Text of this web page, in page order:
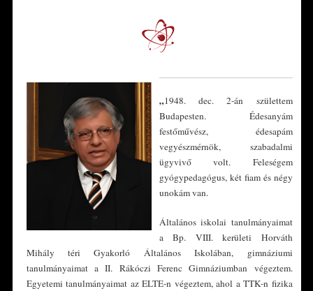
„1948. dec. 2-án születtem
Budapesten. Édesanyám
festőművész, édesapám
vegyészmérnök, szabadalmi
ügyvivő volt. Feleségem
gyógypedagógus, két fiam és négy
unokám van.
Általános iskolai tanulmányaimat
a Bp. VIII. kerületi Horváth
Mihály téri Gyakorló Általános Iskolában, gimnáziumi
tanulmányaimat a II. Rákóczi Ferenc Gimnáziumban végeztem.
Egyetemi tanulmányaimat az ELTE-n végeztem, ahol a TTK-n fizika